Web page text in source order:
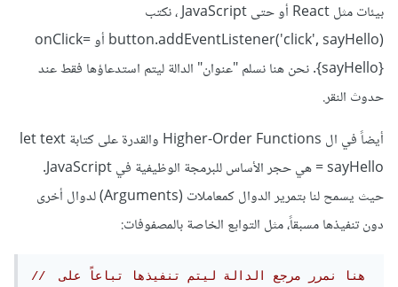
بيئات مثل React أو حتى JavaScript ، نكتب
button.addEventListener('click', sayHello) أو onClick=
{sayHello}. نحن هنا نسلم "عنوان" الدالة ليتم استدعاؤها فقط عند
حدوث النقر.
أيضاً في ال Higher-Order Functions والقدرة على كتابة let text
= sayHello هي حجر الأساس للبرمجة الوظيفية في JavaScript.
حيث يسمح لنا بتمرير الدوال كمعاملات (Arguments) لدوال أخرى
دون تنفيذها مسبقاً، مثل التوابع الخاصة بالمصفوفات:
// هنا نمرر مرجع الدالة ليتم تنفيذها تباعاً على